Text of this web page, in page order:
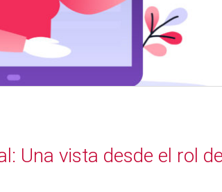
Una vista desde el rol de